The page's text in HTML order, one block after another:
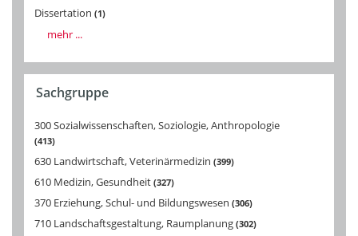
Dissertation 1
mehr ...
Sachgruppe
300 Sozialwissenschaften, Soziologie, Anthropologie
413
630 Landwirtschaft, Veterinärmedizin 399
610 Medizin, Gesundheit 327
370 Erziehung, Schul- und Bildungswesen 306
710 Landschaftsgestaltung, Raumplanung 302